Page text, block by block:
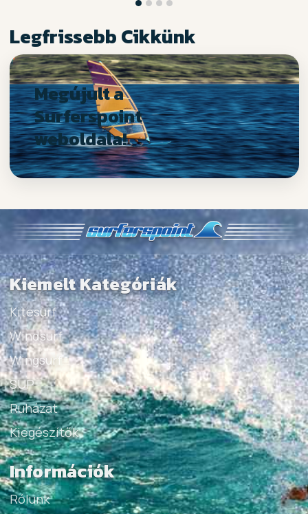
Legfrissebb Cikkünk
Megújult a
Surferspoint
weboldala!
Kiemelt Kategóriák
Kitesurf
Windsurf
Wingsurf
SUP
Ruházat
Kiegészítők
Információk
Rólunk